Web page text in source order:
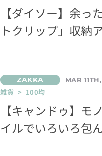
【ダイソー】余っ
トクリップ」収納
MAR
雑貨 > 100均
【キャンドゥ】モ
イルでいろいろ包